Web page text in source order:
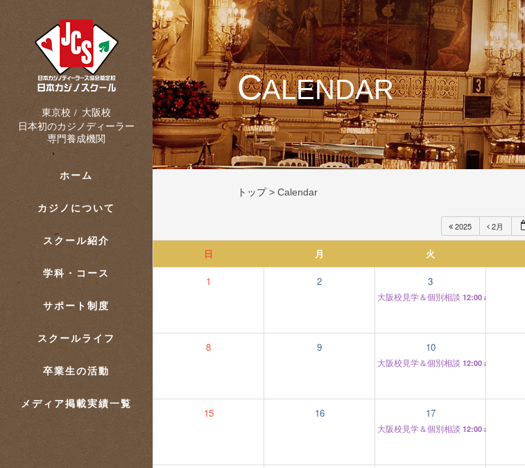
東京校 / 大阪校
日本初のカジノディーラー
専門養成機関
ホーム
カジノについて
スクール紹介
学科・コース
サポート制度
スクールライフ
卒業生の活動
メディア掲載実績一覧
CALENDAR
トップ>Calendar
2025 2月
日 月 火
1 2 3
大阪校見学＆個別相談 12:00 am
8 9 10
大阪校見学＆個別相談 12:00 am
15 16 17
大阪校見学＆個別相談 12:00 am